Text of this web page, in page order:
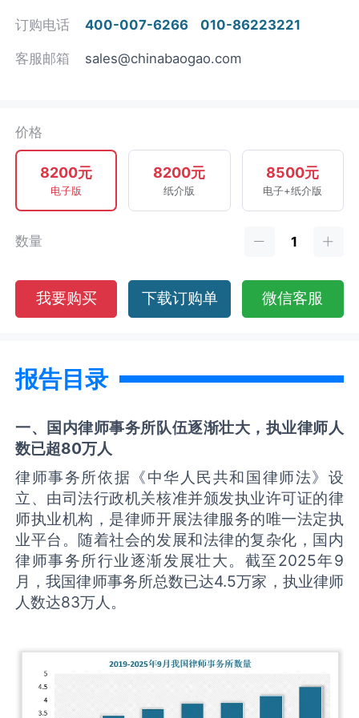
订购电话 400-007-6266 010-86223221
客服邮箱 sales@chinabaogao.com
价格
8200元
电子版
8200元
纸介版
8500元
电子+纸介版
数量
我要购买 下载订购单 微信客服
报告目录
一、 国内律师事务所队伍逐渐壮大， 执业律师人
数已超80万人
律师事务所依据《中华人民共和国律师法》设
立、由司法行政机关核准并颁发执业许可证的律
师执业机构，是律师开展法律服务的唯一法定执
业平台。随着社会的发展和法律的复杂化，国内
律师事务所行业逐渐发展壮大。截至2025年9
月，我国律师事务所总数已达4.5万家，执业律师
人数达83万人。